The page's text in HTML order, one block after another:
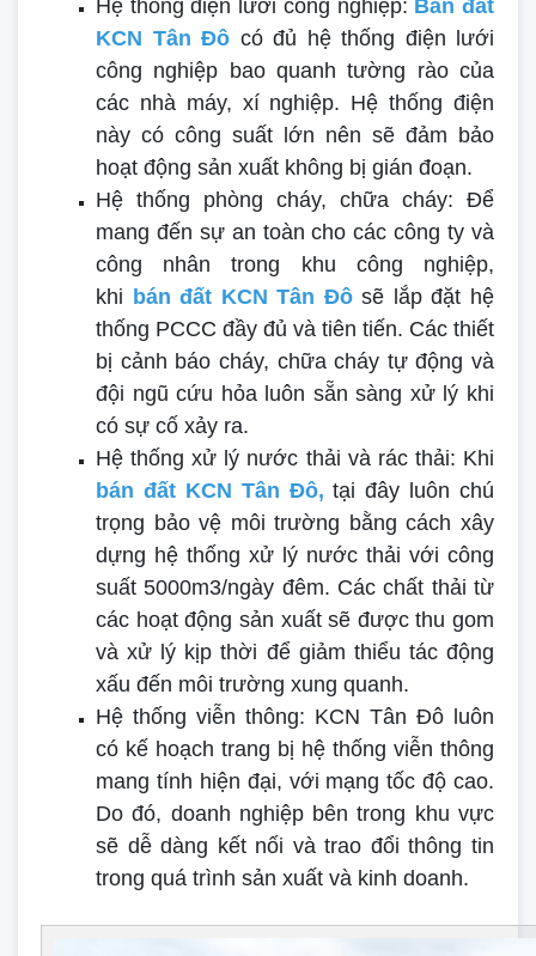
Hệ thống điện lưới công nghiệp: Bán đất
KCN Tân Đô có đủ hệ thống điện lưới
công nghiệp bao quanh tường rào của
các nhà máy, xí nghiệp. Hệ thống điện
này có công suất lớn nên sẽ đảm bảo
hoạt động sản xuất không bị gián đoạn.
Hệ thống phòng cháy, chữa cháy: Để
mang đến sự an toàn cho các công ty và
công nhân trong khu công nghiệp,
khi bán đất KCN Tân Đôsẽ lắp đặt hệ
thống PCCC đầy đủ và tiên tiến. Các thiết
bị cảnh báo cháy, chữa cháy tự động và
đội ngũ cứu hỏa luôn sẵn sàng xử lý khi
có sự cố xảy ra.
Hệ thống xử lý nước thải và rác thải: Khi
bán đất KCN Tân Đô,tại đây luôn chú
trọng bảo vệ môi trường bằng cách xây
dựng hệ thống xử lý nước thải với công
suất 5000m3/ngày đêm. Các chất thải từ
các hoạt động sản xuất sẽ được thu gom
và xử lý kịp thời để giảm thiểu tác động
xấu đến môi trường xung quanh.
Hệ thống viễn thông: KCN Tân Đô luôn
có kế hoạch trang bị hệ thống viễn thông
mang tính hiện đại, với mạng tốc độ cao.
Do đó, doanh nghiệp bên trong khu vực
sẽ dễ dàng kết nối và trao đổi thông tin
trong quá trình sản xuất và kinh doanh.